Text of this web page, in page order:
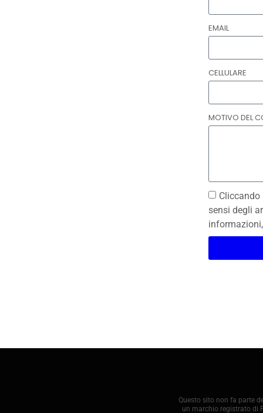
EMAIL
CELLULARE
MOTIVO DEL
sensi degli
Questo sito non fa parte
un marchio registrato di